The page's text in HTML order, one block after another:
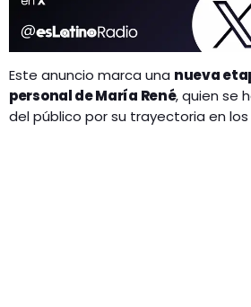
Este anuncio marca una nueva
personal de María René, quien se
del público por su trayectoria en